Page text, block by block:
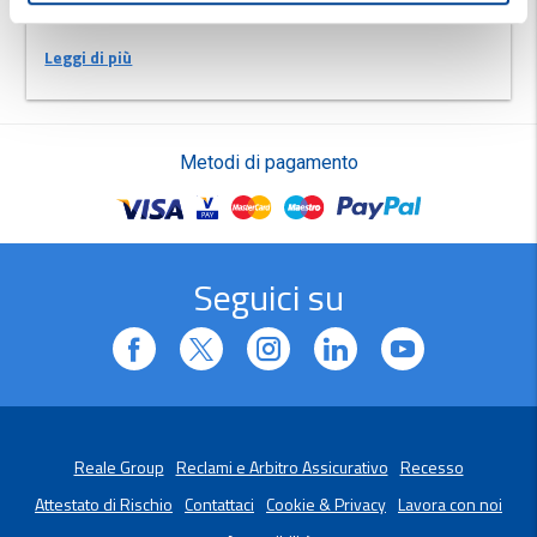
Leggi di più
Metodi di pagamento
Seguici su
Reale Group Reclami e Arbitro Assicurativo Recesso
Attestato di Rischio Contattaci Cookie & Privacy Lavora con noi